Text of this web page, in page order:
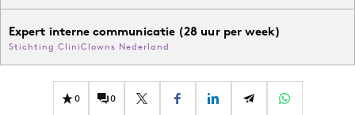
Expert interne communicatie (28 uur per week)
Stichting CliniClowns Nederland
0 0